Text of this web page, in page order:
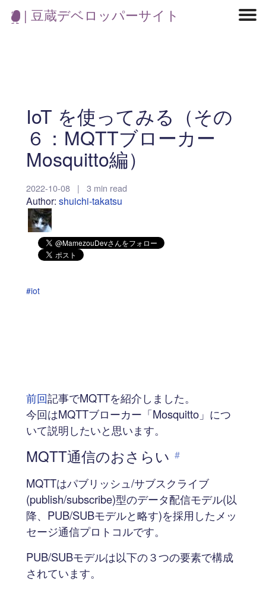
| 豆蔵デベロッパーサイト
IoT を使ってみる（その
６：MQTTブローカー
Mosquitto編）
2022-10-08 | 3 min read
Author: shuichi-takatsu
#iot
前回記事でMQTTを紹介しました。
今回はMQTTブローカー「Mosquitto」につ
いて説明したいと思います。
MQTT通信のおさらい #
MQTTはパブリッシュ/サブスクライブ
(publish/subscribe)型のデータ配信モデル(以
降、PUB/SUBモデルと略す)を採用したメッ
セージ通信プロトコルです。
PUB/SUBモデルは以下の３つの要素で構成
されています。